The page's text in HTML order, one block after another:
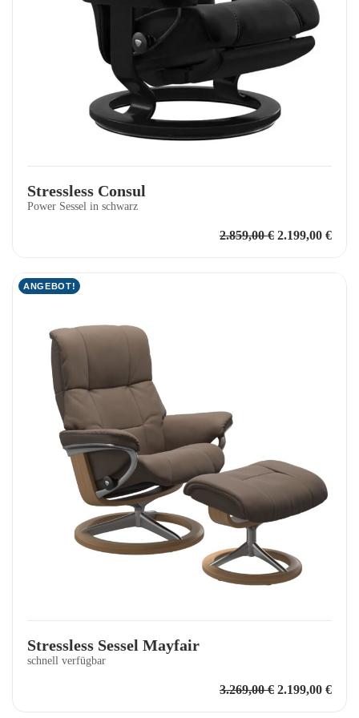
Stressless Consul
Power Sessel in schwarz
2.859,00€ 2.199,00 €
ANGEBOT!
Stressless Sessel Mayfair
schnell verfügbar
3.269,00€ 2.199,00 €